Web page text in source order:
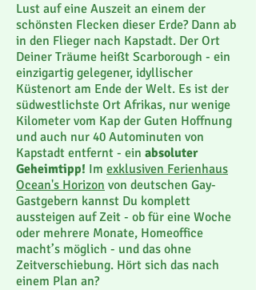
Lust auf eine Auszeit an einem der
schönsten Flecken dieser Erde? Dann ab
in den Flieger nach Kapstadt. Der Ort
Deiner Träume heißt Scarborough - ein
einzigartig gelegener, idyllischer
Küstenort am Ende der Welt. Es ist der
südwestlichste Ort Afrikas, nur wenige
Kilometer vom Kap der Guten Hoffnung
und auch nur 40 Autominuten von
Kapstadt entfernt - ein absoluter
Geheimtipp! Im exklusiven Ferienhaus
Ocean's Horizon von deutschen Gay-
Gastgebern kannst Du komplett
aussteigen auf Zeit - ob für eine Woche
oder mehrere Monate, Homeoffice
macht’s möglich - und das ohne
Zeitverschiebung. Hört sich das nach
einem Plan an?